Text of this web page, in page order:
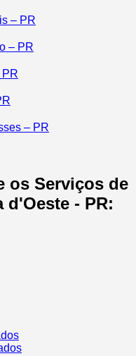
– PR
– PR
PR
– PR
os Serviços de
d'Oeste - PR: